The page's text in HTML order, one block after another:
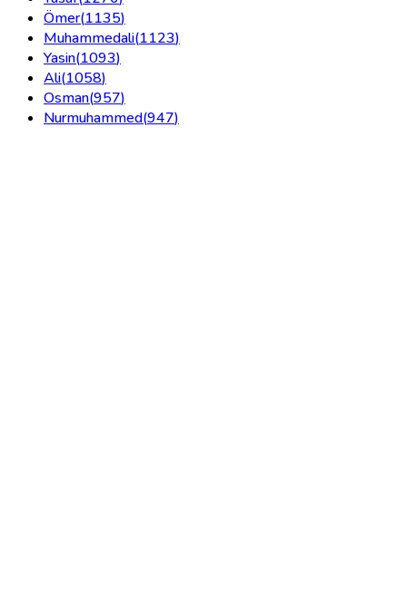
Ömer(1135)
Muhammedali(1123)
Yasin(1093)
Ali(1058)
Osman(957)
Nurmuhammed(947)